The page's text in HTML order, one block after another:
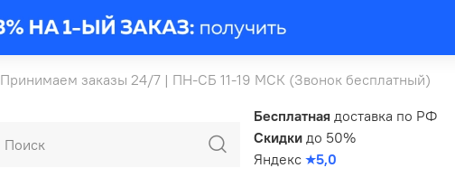
Принимаем заказы 24/7 | ПН-СБ 11-19 МСК (Звонок бесплатный)
Бесплатная доставка по РФ
Скидки до 50%
Яндекс ★5,0